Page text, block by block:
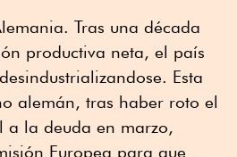
Tras una década
productiva neta, el país
Esta
alemán, tras haber roto el
a la deuda en marzo,
Europea para que